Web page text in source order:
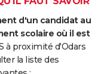
d'un candidat au
scolaire où il est
à proximité d'Odars
la liste des